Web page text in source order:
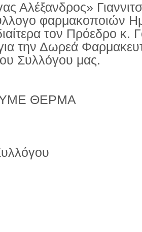
Αλέξανδρος»
φαρμακοποιών
τον Πρόεδρο κ.
την Δωρεά
Συλλόγου μας.
ΘΕΡΜΑ